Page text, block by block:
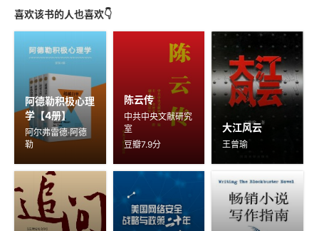
喜欢该书的人也喜欢👇
阿德勒积极心理
学【4册】
阿尔弗雷德·阿德
勒
陈云传
中共中央文献研究
室
豆瓣7.9分
大江风云
王曾瑜